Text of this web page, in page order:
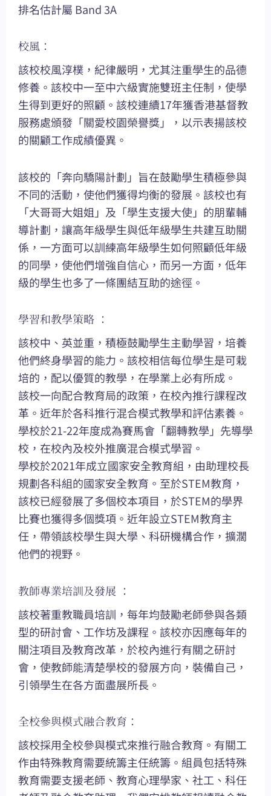
排名估計屬 Band 3A
校風：
該校校風淳樸，紀律嚴明，尤其注重學生的品德
修養。該校中一至中六級實施雙班主任制，使學
生得到更好的照顧。該校連續17年獲香港基督教
服務處頒發「關愛校園榮譽獎」，以示表揚該校
的關顧工作成績優異。
該校的「奔向驕陽計劃」旨在鼓勵學生積極參與
不同的活動，使他們獲得均衡的發展。該校也有
「大哥哥大姐姐」及「學生支援大使」的朋輩輔
導計劃，讓高年級學生與低年級學生共建互助關
係，一方面可以訓練高年級學生如何照顧低年級
的同學，使他們增強自信心，而另一方面，低年
級的學生也多了一條團結互助的途徑。
學習和教學策略 ：
該校中、英並重，積極鼓勵學生主動學習，培養
他們終身學習的能力。該校相信每位學生是可栽
培的，配以優質的教學，在學業上必有所成。
該校一向配合教育局的政策，在校內推行課程改
革。近年於各科推行混合模式教學和評估素養。
學校於21-22年度成為賽馬會「翻轉教學」先導學
校，在校內及校外推廣混合模式學習。
學校於2021年成立國家安全教育組，由助理校長
規劃各科組的國家安全教育。至於STEM教育，
該校已經發展了多個校本項目，於STEM的學界
比賽也獲得多個獎項。近年設立STEM教育主
任，帶領該校學生與大學、科研機構合作，擴濶
他們的視野。
教師專業培訓及發展 ：
該校著重教職員培訓，每年均鼓勵老師參與各類
型的研討會、工作坊及課程。該校亦因應每年的
關注項目及教育改革，於校內進行有關之研討
會，使教師能清楚學校的發展方向，裝備自己，
引領學生在各方面盡展所長。
全校參與模式融合教育：
該校採用全校參與模式來推行融合教育。有關工
作由特殊教育需要統籌主任統籌。組員包括特殊
教育需要支援老師、教育心理學家、社工、科任